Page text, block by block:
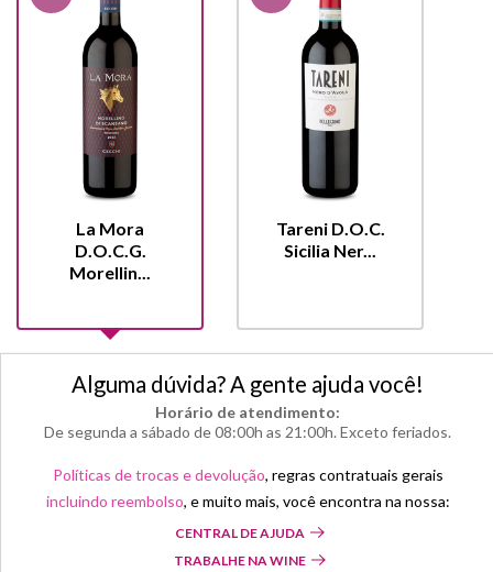
La Mora
D.O.C.G.
Morellin...
Tareni D.O.C.
Sicilia Ner...
Alguma dúvida? A gente ajuda você!
Horário de atendimento:
De segunda a sábado de 08:00h as 21:00h. Exceto feriados.
Políticas de trocas e devolução, regras contratuais gerais
incluindo reembolso, e muito mais, você encontra na nossa:
CENTRAL DE AJUDA
TRABALHE NA WINE